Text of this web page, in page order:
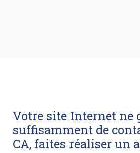
Votre site Internet ne
suffisamment de
CA, faites réaliser un